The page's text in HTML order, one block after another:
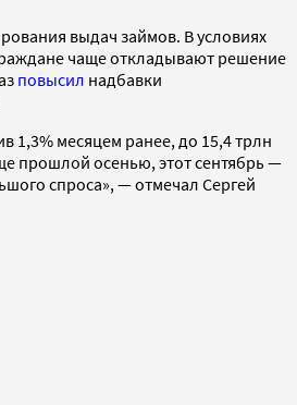
выдач займов. В условиях
чаще откладывают решение
повысил надбавки
1,3% месяцем ранее, до 15,4 трлн
прошлой осенью, этот сентябрь —
спроса», — отмечал Сергей